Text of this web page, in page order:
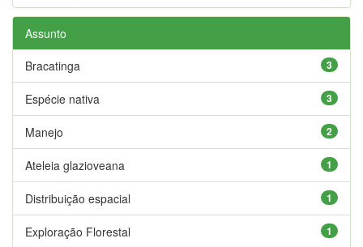
Assunto
3
Bracatinga
3
Espécie nativa
2
Manejo
1
Ateleia glazioveana
1
Distribuição espacial
1
Exploração Florestal